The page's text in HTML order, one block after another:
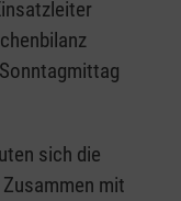
sich die
mit